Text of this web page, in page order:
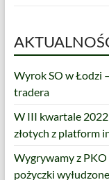
Wyrok SO w Łodzi
tradera
W III kwartale
złotych z platform
Wygrywamy z PKO
pożyczki